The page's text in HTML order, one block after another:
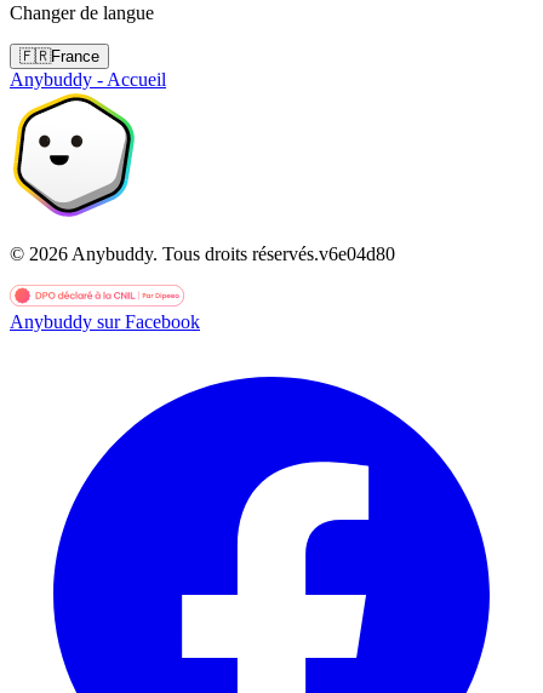
Changer de langue
🇫🇷France
Anybuddy - Accueil
© 2026 Anybuddy. Tous droits réservés.v6e04d80
Anybuddy sur Facebook